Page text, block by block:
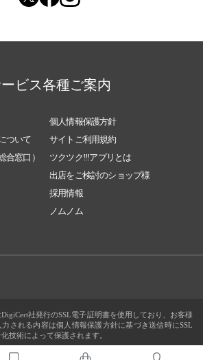
ビス各種ご案内
個人情報保護方針
ついて
サイトご利用規約
合窓口）
ツクツク!!!アプリとは
出店をご検討のショップ様
採用情報
ノムノム
社発行のSSL電子証明書を使用しており、お客様
力される内容は個人情報保護方針に基づき送信時にSSL
技術によって保護されます。